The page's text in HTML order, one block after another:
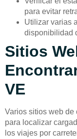
para evitar
Utilizar varias
disponibilidad
Sitios
VE
Varios sitios web de
para localizar
los viajes por